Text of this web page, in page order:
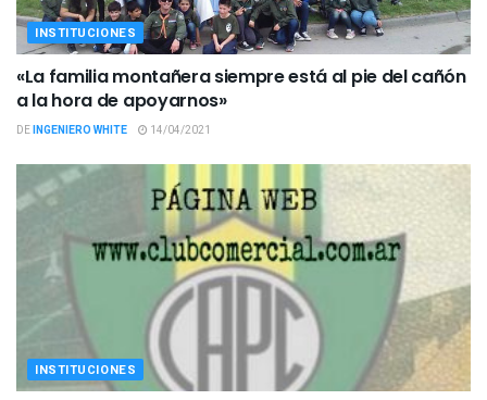
INSTITUCIONES
«La familia montañera siempre está al pie del cañón
a la hora de apoyarnos»
DEINGENIERO WHITE 14/04/2021
INSTITUCIONES